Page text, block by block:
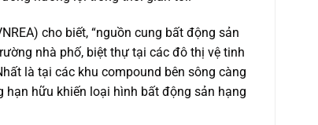
cho biết, “nguồn cung bất động sản
nhà phố, biệt thự tại các đô thị vệ tinh
là tại các khu compound bên sông càng
hữu khiến loại hình bất động sản hạng